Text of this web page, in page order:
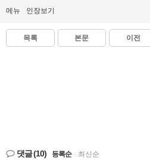
메뉴 인장보기
목록 본문 이전
댓글(10) 등록순 최신순